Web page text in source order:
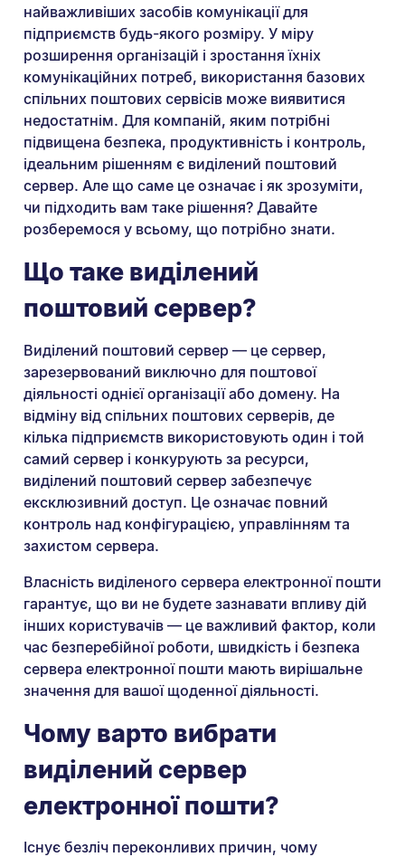
найважливіших засобів комунікації для
підприємств будь-якого розміру. У міру
розширення організацій і зростання їхніх
комунікаційних потреб, використання базових
спільних поштових сервісів може виявитися
недостатнім. Для компаній, яким потрібні
підвищена безпека, продуктивність і контроль,
ідеальним рішенням є виділений поштовий
сервер. Але що саме це означає і як зрозуміти,
чи підходить вам таке рішення? Давайте
розберемося у всьому, що потрібно знати.
Що таке виділений
поштовий сервер?
Виділений поштовий сервер — це сервер,
зарезервований виключно для поштової
діяльності однієї організації або домену. На
відміну від спільних поштових серверів, де
кілька підприємств використовують один і той
самий сервер і конкурують за ресурси,
виділений поштовий сервер забезпечує
ексклюзивний доступ. Це означає повний
контроль над конфігурацією, управлінням та
захистом сервера.
Власність виділеного сервера електронної пошти
гарантує, що ви не будете зазнавати впливу дій
інших користувачів — це важливий фактор, коли
час безперебійної роботи, швидкість і безпека
сервера електронної пошти мають вирішальне
значення для вашої щоденної діяльності.
Чому варто вибрати
виділений сервер
електронної пошти?
Існує безліч переконливих причин, чому